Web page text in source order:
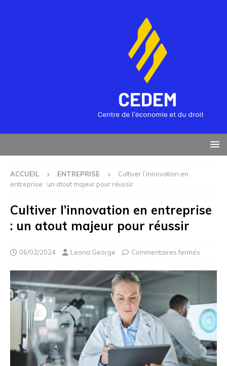
ACCUEIL ENTREPRISE
Cultiver l’innovation en
entreprise : un atout majeur pour réussir
Cultiver l’innovation en entreprise
: un atout majeur pour réussir
06/02/2024 Leona George Commentaires fermés